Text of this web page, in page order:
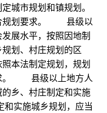
市规划和镇规划。
规划要求。 县级以
展水平，按照因地制
划、村庄规划的区
本法制定规划，规划
求。 县级以上地方人
乡、村庄制定和实施
实施城乡规划，应当